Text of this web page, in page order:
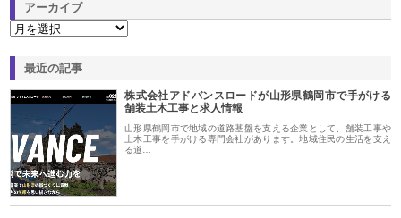
アーカイブ
最近の記事
株式会社アドバンスロードが山形県鶴岡市で手がける
舗装土木工事と求人情報
山形県鶴岡市で地域の道路基盤を支える企業として、舗装工事や
土木工事を手がける専門会社があります。地域住民の生活を支え
る道…